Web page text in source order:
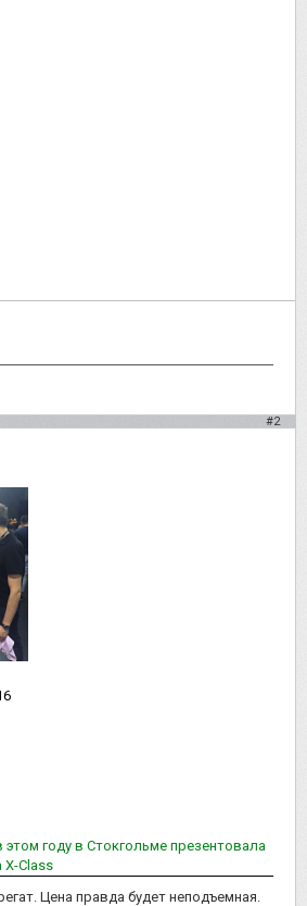
#2
этом году в Стокгольме презентовала
Х-Class
Цена правда будет неподъемная.